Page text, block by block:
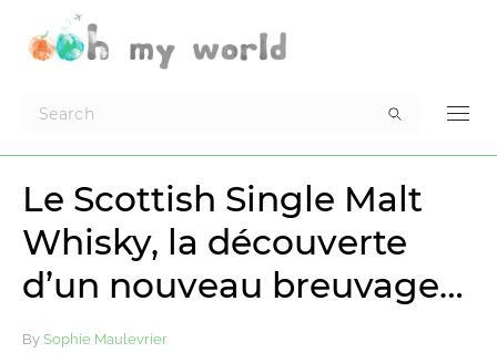
Le Scottish Single Malt
Whisky, la découverte
d’un nouveau breuvage…
By Sophie Maulevrier